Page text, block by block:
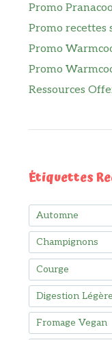
Promo
Promo recettes
Promo
Promo
Ressources
Étiquettes
Automne
Champignons
Courge
Digestion Légère
Fromage Vegan